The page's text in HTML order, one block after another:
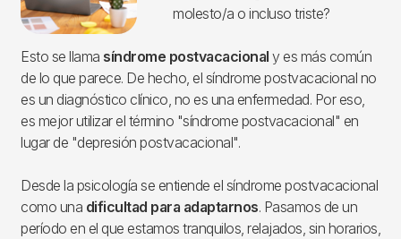
molesto/a o incluso triste?
Esto se llama síndrome postvacacional y es más común
de lo que parece. De hecho, el síndrome postvacacional no
es un diagnóstico clínico, no es una enfermedad. Por eso,
es mejor utilizar el término "síndrome postvacacional" en
lugar de "depresión postvacacional".
Desde la psicología se entiende el síndrome postvacacional
como una dificultad para adaptarnos. Pasamos de un
período en el que estamos tranquilos, relajados, sin horarios,